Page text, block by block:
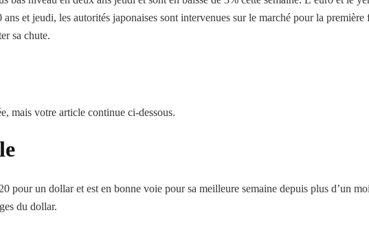
et jeudi, les autorités japonaises sont intervenues sur le marché pour la première
sa chute.
mais votre article continue ci-dessous.
pour un dollar et est en bonne voie pour sa meilleure semaine depuis plus d’un
du dollar.